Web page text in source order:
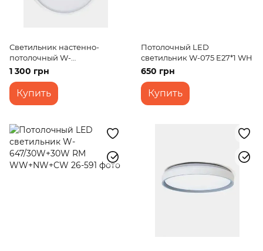
Светильник настенно-
потолочный W-
630/36W+36W WW+NW+CW
1 300 грн
Купить
Потолочный LED
светильник W-075 E27*1 WH
650 грн
Купить